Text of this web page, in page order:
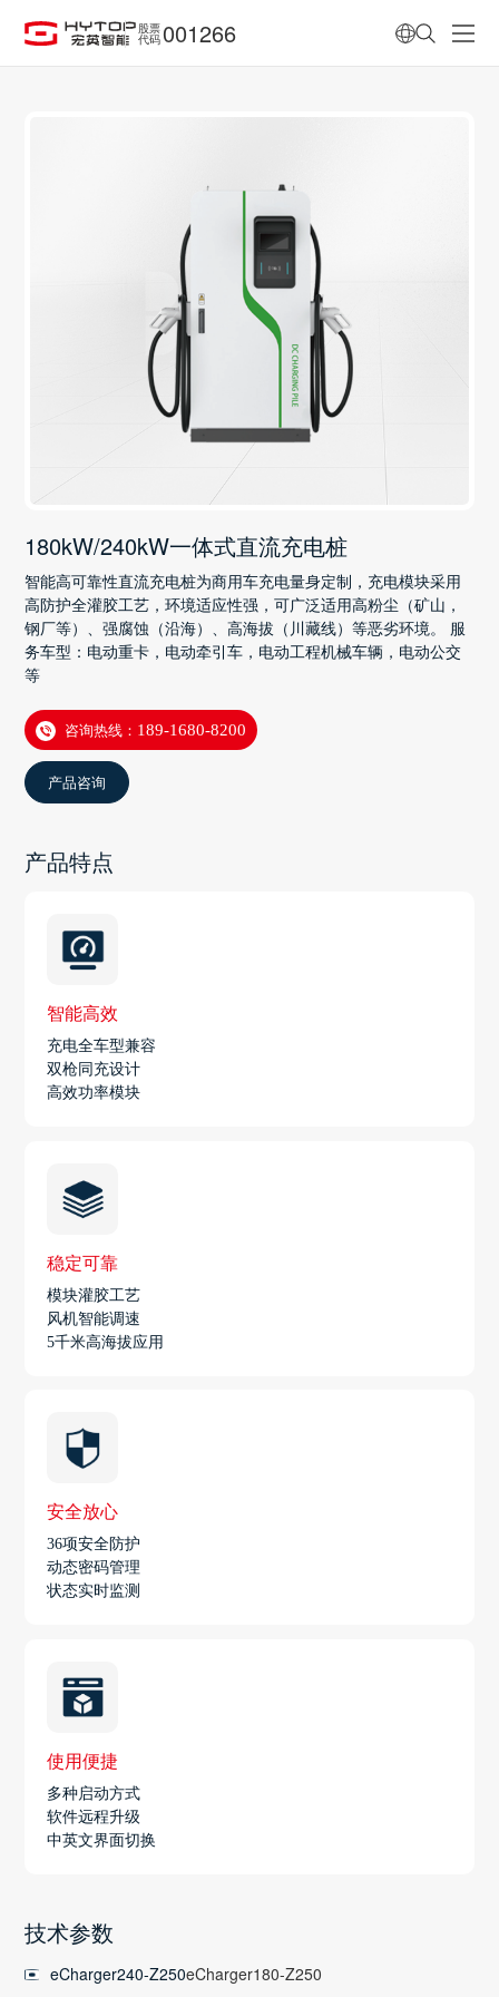
股票
代码 001266
180kW/240kW一体式直流充电桩
智能高可靠性直流充电桩为商用车充电量身定制，充电模块采用
高防护全灌胶工艺，环境适应性强，可广泛适用高粉尘（矿山，
钢厂等）、强腐蚀（沿海）、高海拔（川藏线）等恶劣环境。 服
务车型：电动重卡，电动牵引车，电动工程机械车辆，电动公交
等
咨询热线： 189-1680-8200
产品咨询
产品特点
智能高效
充电全车型兼容
双枪同充设计
高效功率模块
稳定可靠
模块灌胶工艺
风机智能调速
5千米高海拔应用
安全放心
36项安全防护
动态密码管理
状态实时监测
使用便捷
多种启动方式
软件远程升级
中英文界面切换
技术参数
eCharger240-Z250eCharger180-Z250